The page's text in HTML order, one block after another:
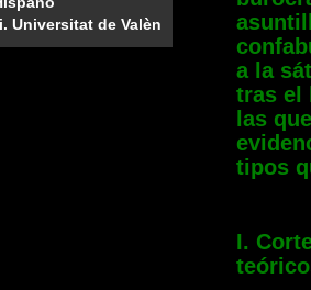
Universitat de València
a la
tras el
las
tipos
I.